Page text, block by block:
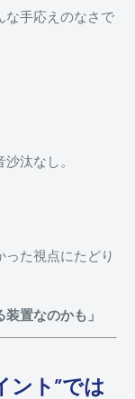
な手応えのなさで
汰なし。
た視点にたどり
置なのかも」
ント”では